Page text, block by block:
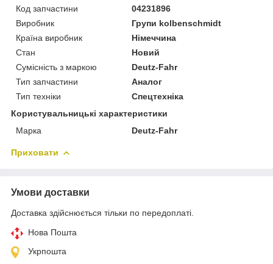
Код запчастини
04231896
Виробник
Групи kolbenschmidt
Країна виробник
Німеччина
Стан
Новий
Сумісність з маркою
Deutz-Fahr
Тип запчастини
Аналог
Тип техніки
Спецтехніка
Користувальницькі характеристики
Марка
Deutz-Fahr
Приховати
Умови доставки
Доставка здійснюється тільки по передоплаті.
Нова Пошта
Укрпошта